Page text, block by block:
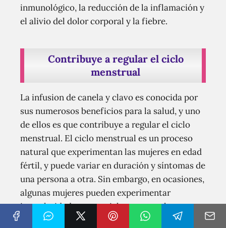
inmunológico, la reducción de la inflamación y
el alivio del dolor corporal y la fiebre.
Contribuye a regular el ciclo
menstrual
La infusion de canela y clavo es conocida por
sus numerosos beneficios para la salud, y uno
de ellos es que contribuye a regular el ciclo
menstrual. El ciclo menstrual es un proceso
natural que experimentan las mujeres en edad
fértil, y puede variar en duración y síntomas de
una persona a otra. Sin embargo, en ocasiones,
algunas mujeres pueden experimentar
irregularidades en su ciclo menstrual, como
ciclos demasiado cortos o largos, ausencia de